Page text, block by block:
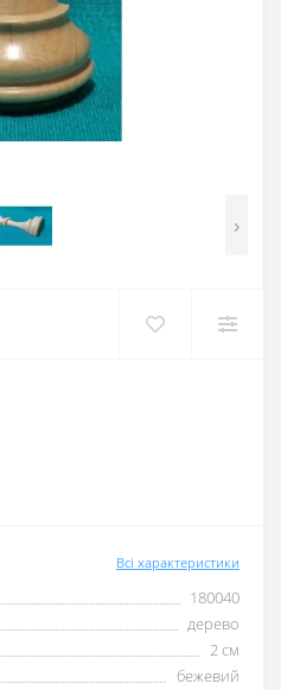
›
Всі характеристики
180040
дерево
2 см
бежевий